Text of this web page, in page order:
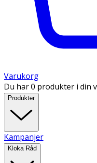
Varukorg
Du har 0 produkter i din
Produkter
Kampanjer
Kloka Råd